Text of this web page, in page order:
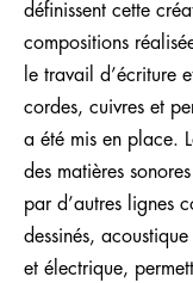
définissent cette
compositions
le travail d’écriture
cordes, cuivres et
a été mis en place.
des matières
par d’autres lignes
dessinés, acoustique
et électrique,